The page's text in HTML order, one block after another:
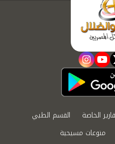
youtube
instagram
الخاصة
القسم الطبي
منوعات مسيحية